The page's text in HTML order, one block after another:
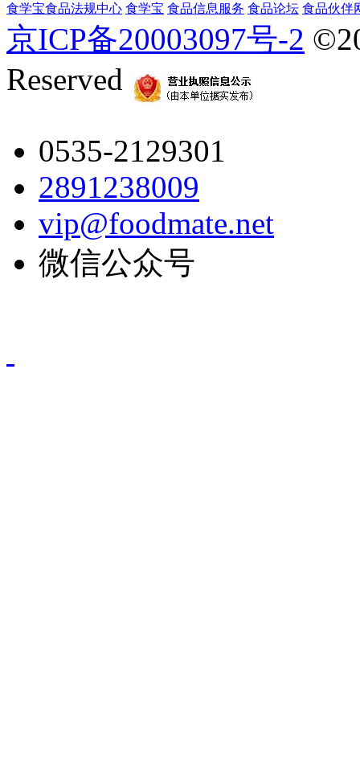
食学宝食品法规中心 食学宝 食品信息服务 食品论坛 食品伙伴
京ICP备20003097号-2
Reserved
0535-2129301
2891238009
vip@foodmate.net
微信公众号